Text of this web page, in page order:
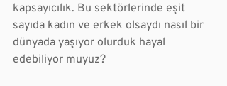
kapsayıcılık. Bu sektörlerinde eşit
sayıda kadın ve erkek olsaydı nasıl bir
dünyada yaşıyor olurduk hayal
edebiliyor muyuz?